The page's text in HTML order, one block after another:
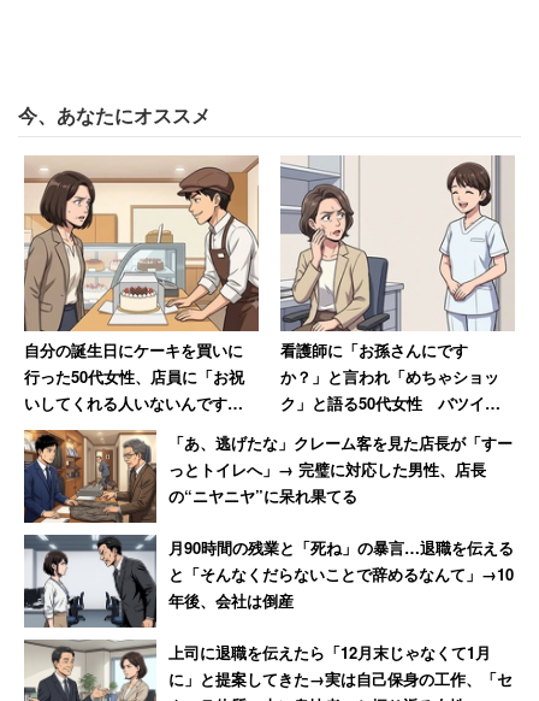
今、あなたにオススメ
自分の誕生日にケーキを買いに
行った50代女性、店員に「お祝
いしてくれる人いないんです
か？」と言われて絶句
看護師に「お孫さんにです
か？」と言われ「めちゃショッ
ク」と語る50代女性 バツイチ
独身・子なしなのに「私おばあ
ちゃんに見えたの？」
「あ、逃げたな」クレーム客を見た店長が「すー
っとトイレへ」→ 完璧に対応した男性、店長
の“ニヤニヤ”に呆れ果てる
月90時間の残業と「死ね」の暴言…退職を伝える
と「そんなくだらないことで辞めるなんて」→10
年後、会社は倒産
上司に退職を伝えたら「12月末じゃなくて1月
に」と提案してきた→実は自己保身の工作、「セ